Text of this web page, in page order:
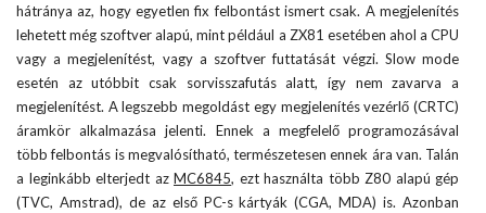
hátránya az, hogy egyetlen fix felbontást ismert csak. A megjelenítés
lehetett még szoftver alapú, mint például a ZX81 esetében ahol a CPU
vagy a megjelenítést, vagy a szoftver futtatását végzi. Slow mode
esetén az utóbbit csak sorvisszafutás alatt, így nem zavarva a
megjelenítést. A legszebb megoldást egy megjelenítés vezérlő (CRTC)
áramkör alkalmazása jelenti. Ennek a megfelelő programozásával
több felbontás is megvalósítható, természetesen ennek ára van. Talán
a leginkább elterjedt az MC6845, ezt használta több Z80 alapú gép
(TVC, Amstrad), de az első PC-s kártyák (CGA, MDA) is. Azonban